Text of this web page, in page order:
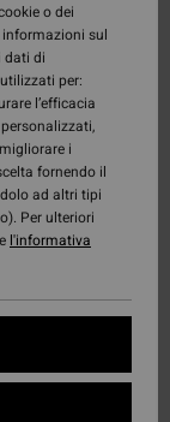
o dei
sul
dati di
per:
l’efficacia
i
fornendo il
ad altri tipi
Per ulteriori
e l'informativa